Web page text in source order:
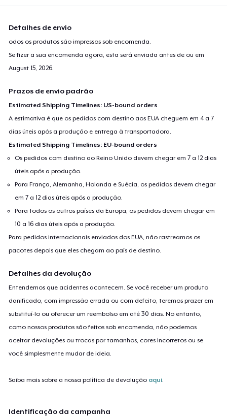
Detalhes de envio
odos os produtos são impressos sob encomenda.
Se fizer a sua encomenda agora, esta será enviada antes de ou em
August 15, 2026.
Prazos de envio padrão
Estimated Shipping Timelines: US-bound orders
A estimativa é que os pedidos com destino aos EUA cheguem em 4 a 7
dias úteis após a produção e entrega à transportadora.
Estimated Shipping Timelines: EU-bound orders
Os pedidos com destino ao Reino Unido devem chegar em 7 a 12 dias
úteis após a produção.
Para França, Alemanha, Holanda e Suécia, os pedidos devem chegar
em 7 a 12 dias úteis após a produção.
Para todos os outros países da Europa, os pedidos devem chegar em
10 a 16 dias úteis após a produção.
Para pedidos internacionais enviados dos EUA, não rastreamos os
pacotes depois que eles chegam ao país de destino.
Detalhes da devolução
Entendemos que acidentes acontecem. Se você receber um produto
danificado, com impressão errada ou com defeito, teremos prazer em
substituí-lo ou oferecer um reembolso em até 30 dias. No entanto,
como nossos produtos são feitos sob encomenda, não podemos
aceitar devoluções ou trocas por tamanhos, cores incorretos ou se
você simplesmente mudar de ideia.
Saiba mais sobre a nossa política de devolução aqui.
Identificação da campanha